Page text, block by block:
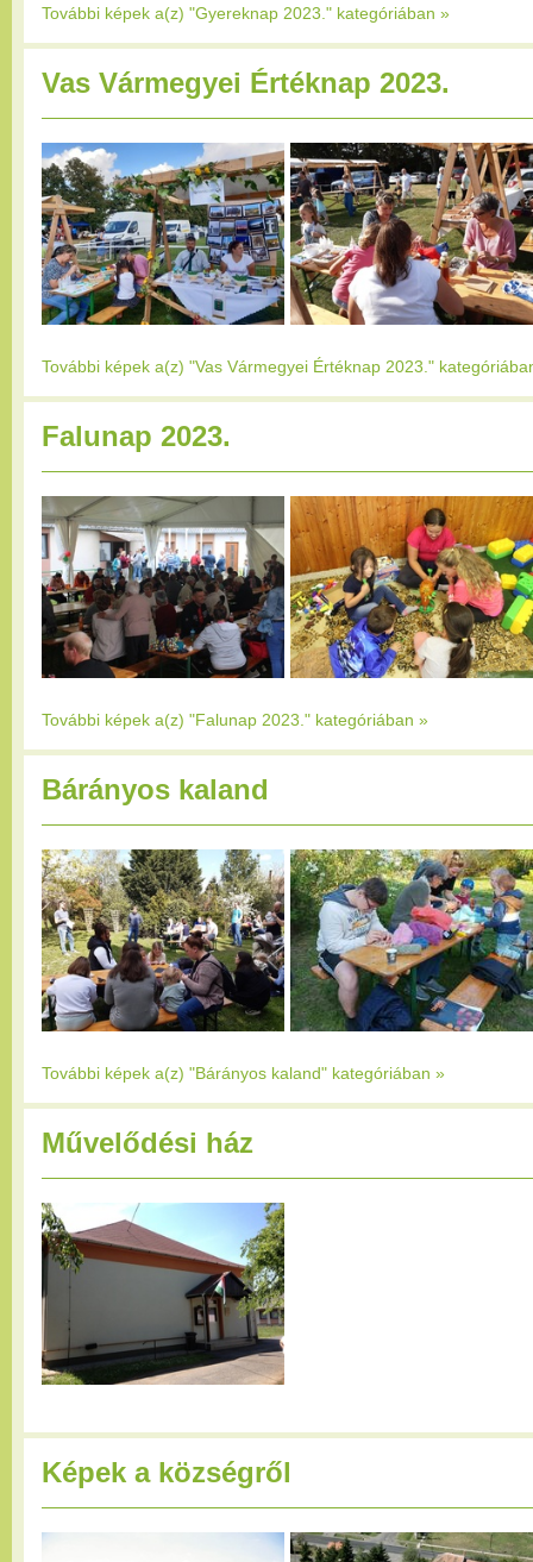
További képek a(z) "Gyereknap 2023." kategóriában »
Vas Vármegyei Értéknap 2023.
További képek a(z) "Vas Vármegyei Értéknap 2023."
Falunap 2023.
További képek a(z) "Falunap 2023." kategóriában »
Bárányos kaland
További képek a(z) "Bárányos kaland" kategóriában »
Művelődési ház
Képek a községről